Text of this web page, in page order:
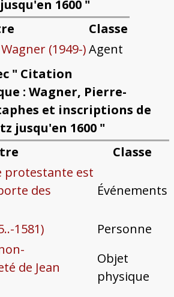
1600 "
Classe
(1949-)Agent
" Citation
: Wagner, Pierre-
et inscriptions de
jusqu'en 1600 "
Classe
protestante est
des
Événements
1581)
Personne
de Jean
Objet
physique